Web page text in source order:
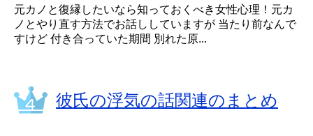
元カノと復縁したいなら知っておくべき女性心理！元カ
ノとやり直す方法でお話ししていますが 当たり前なんで
すけど 付き合っていた期間 別れた原...
彼氏の浮気の話関連のまとめ